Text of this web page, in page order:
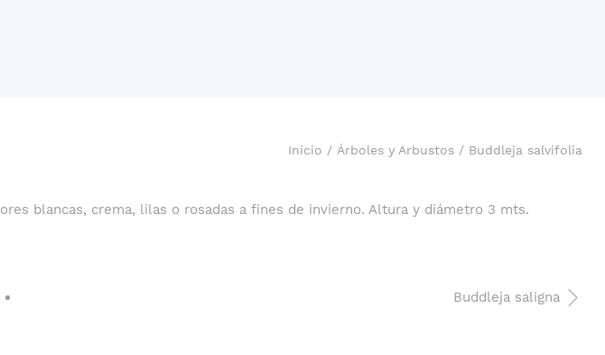
Inicio / Árboles y Arbustos / Buddleja salvifolia
blancas, crema, lilas o rosadas a fines de invierno. Altura y diámetro 3 mts.
Buddleja saligna